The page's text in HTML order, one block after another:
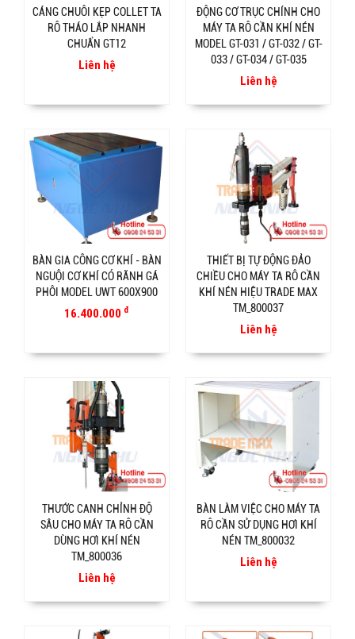
CÁNG CHUÔI KẸP COLLET TA
RÔ THÁO LẮP NHANH
CHUẨN GT12
Liên hệ
ĐỘNG CƠ TRỤC CHÍNH CHO
MÁY TA RÔ CẦN KHÍ NÉN
MODEL GT-031 / GT-032 / GT-
033 / GT-034 / GT-035
Liên hệ
BÀN GIA CÔNG CƠ KHÍ - BÀN
NGUỘI CƠ KHÍ CÓ RÃNH GÁ
PHÔI MODEL UWT 600X900
16.400.000 đ
THIẾT BỊ TỰ ĐỘNG ĐẢO
CHIỀU CHO MÁY TA RÔ CẦN
KHÍ NÉN HIỆU TRADE MAX
TM_800037
Liên hệ
THƯỚC CANH CHỈNH ĐỘ
SÂU CHO MÁY TA RÔ CẦN
DÙNG HƠI KHÍ NÉN
TM_800036
Liên hệ
BÀN LÀM VIỆC CHO MÁY TA
RÔ CẦN SỬ DỤNG HƠI KHÍ
NÉN TM_800032
Liên hệ